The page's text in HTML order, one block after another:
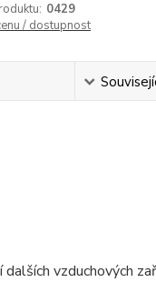
0429
/ dostupnost
vzduchových